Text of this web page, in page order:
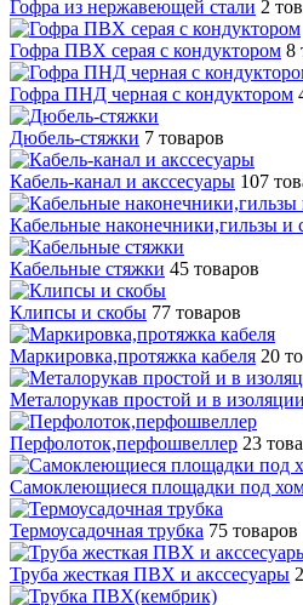
Гофра из нержавеющей стали 2
Гофра ПВХ серая с кондуктором 8
Гофра ПНД черная с кондуктором
Дюбель-стяжки 7 товаров
Кабель-канал и акссесуары 107
Кабельные наконечники,гильзы и
Кабельные стяжки 45 товаров
Клипсы и скобы 77 товаров
Маркировка,протяжка кабеля 20
Металорукав простой и в изоляции
Перфолоток,перфошвеллер 23
Самоклеющиеся площадки под
Термоусадочная трубка 75 товаров
Труба жесткая ПВХ и акссесуары